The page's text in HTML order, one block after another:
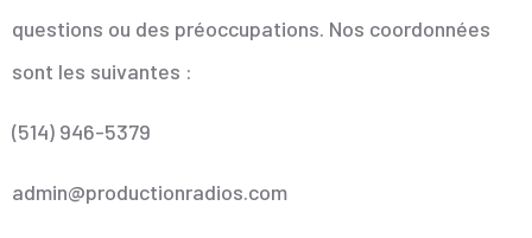
questions ou des préoccupations. Nos coordonnées
sont les suivantes :
(514) 946-5379
admin@productionradios.com